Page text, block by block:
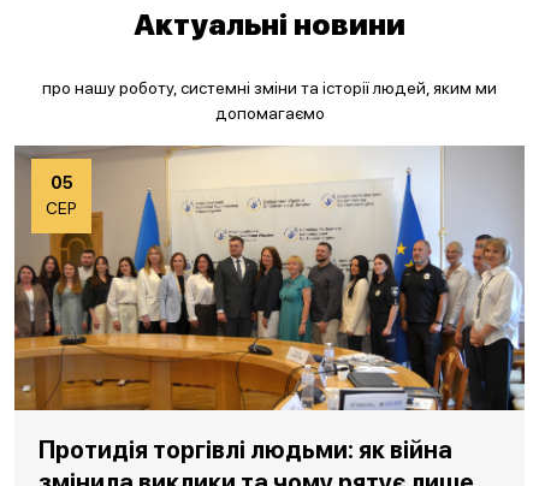
Актуальні новини
про нашу роботу, системні зміни та історії людей, яким ми
допомагаємо
05
СЕР
Протидія торгівлі людьми: як війна